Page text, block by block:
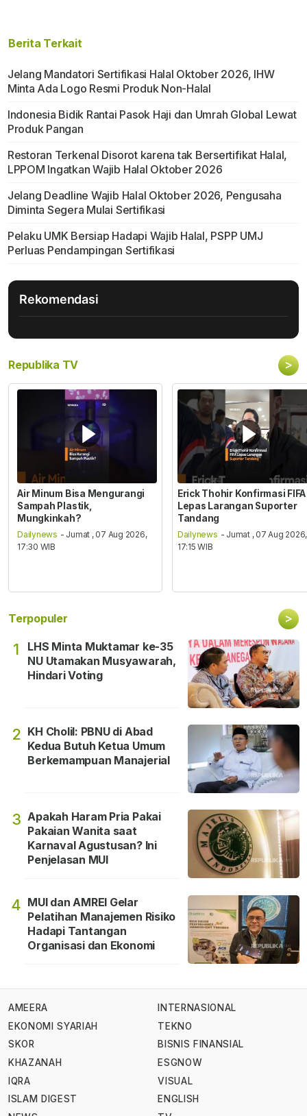
Berita Terkait
Jelang Mandatori Sertifikasi Halal Oktober 2026, IHW
Minta Ada Logo Resmi Produk Non-Halal
Indonesia Bidik Rantai Pasok Haji dan Umrah Global Lewat
Produk Pangan
Restoran Terkenal Disorot karena tak Bersertifikat Halal,
LPPOM Ingatkan Wajib Halal Oktober 2026
Jelang Deadline Wajib Halal Oktober 2026, Pengusaha
Diminta Segera Mulai Sertifikasi
Pelaku UMK Bersiap Hadapi Wajib Halal, PSPP UMJ
Perluas Pendampingan Sertifikasi
Rekomendasi
Republika TV >
Air Minum Bisa Mengurangi
Sampah Plastik,
Mungkinkah?
Dailynews - Jumat , 07 Aug 2026,
17:30 WIB
Erick Thohir Konfirmasi FIFA
Lepas Larangan Suporter
Tandang
Dailynews - Jumat , 07 Aug 2026,
17:15 WIB
Terpopuler >
1
LHS Minta Muktamar ke-35
NU Utamakan Musyawarah,
Hindari Voting
2 KH Cholil: PBNU di Abad
Kedua Butuh Ketua Umum
Berkemampuan Manajerial
3 Apakah Haram Pria Pakai
Pakaian Wanita saat
Karnaval Agustusan? Ini
Penjelasan MUI
4 MUI dan AMREI Gelar
Pelatihan Manajemen Risiko
Hadapi Tantangan
Organisasi dan Ekonomi
AMEERA
EKONOMI SYARIAH
SKOR
KHAZANAH
IQRA
ISLAM DIGEST
INTERNASIONAL
TEKNO
BISNIS FINANSIAL
ESGNOW
VISUAL
ENGLISH